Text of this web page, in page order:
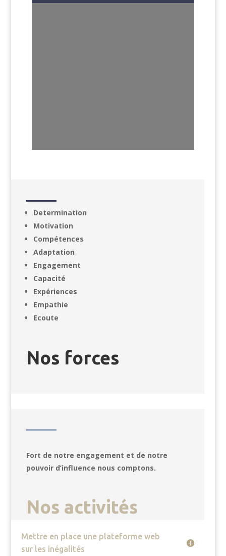
Determination
Motivation
Compétences
Adaptation
Engagement
Capacité
Expériences
Empathie
Ecoute
Nos forces
Fort de notre engagement et de notre
pouvoir d’influence nous comptons.
Nos activités
Mettre en place une plateforme web
sur les inégalités